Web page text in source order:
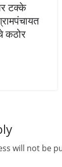
टक्के
कठोर
will not be